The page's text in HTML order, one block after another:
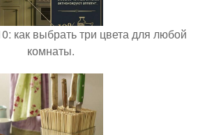
как выбрать три цвета для любой
комнаты.